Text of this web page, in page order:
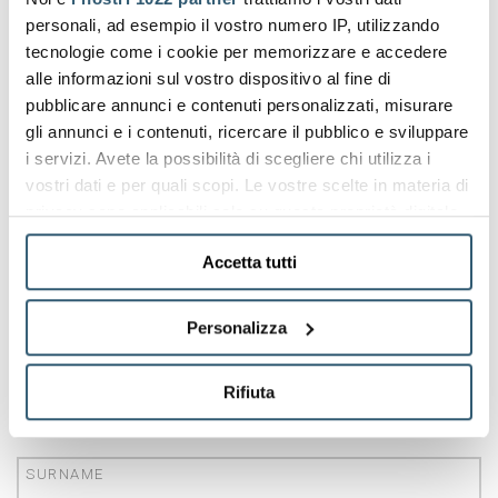
personali, ad esempio il vostro numero IP, utilizzando
tecnologie come i cookie per memorizzare e accedere
alle informazioni sul vostro dispositivo al fine di
pubblicare annunci e contenuti personalizzati, misurare
gli annunci e i contenuti, ricercare il pubblico e sviluppare
i servizi. Avete la possibilità di scegliere chi utilizza i
vostri dati e per quali scopi. Le vostre scelte in materia di
privacy sono applicabili solo su questa proprietà digitale
in cui avete effettuato le vostre scelte. È possibile
modificare o revocare il proprio consenso in qualsiasi
momento dalla Dichiarazione sui cookie o facendo clic
sull'icona di attivazione della privacy.
Con il tuo consenso, vorremmo anche:
raccogliere informazioni sulla tua posizione
metro,
Identificare il tuo dispositivo, scansionandolo
Accetta tutti
Personalizza
Rifiuta
ECOVADIS 2025
Medaglia Silver Ecovadis - Sustainability rating
0.10 MB
DOWNLOAD
CONTACT US
NAME
SURNAME